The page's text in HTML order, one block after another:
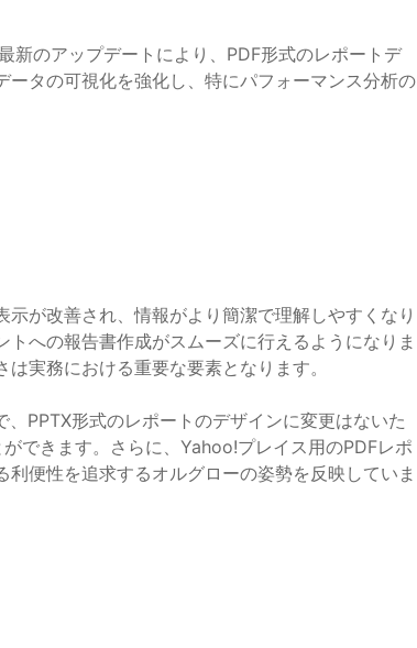
新のアップデートにより、PDF形式のレポートデ
タの可視化を強化し、特にパフォーマンス分析の
が改善され、情報がより簡潔で理解しやすくなり
への報告書作成がスムーズに行えるようになりま
実務における重要な要素となります。
PPTX形式のレポートのデザインに変更はないた
できます。さらに、Yahoo!プレイス用のPDFレポ
便性を追求するオルグローの姿勢を反映していま